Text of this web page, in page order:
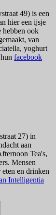
49) is een
hier een ijsje
hebben ook
van
yoghurt
facebook
27) in
aan
Tea's,
Mensen
en drinken
Intelligentia